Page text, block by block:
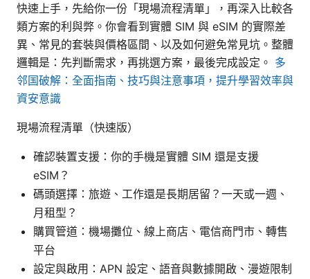
快速上手，先給你一份「現場流程清單」，再深入比較各
類方案的利與弊。你會看到實體 SIM 與 eSIM 的實際差
異、常見的套裝與價格區間、以及如何避免常見坑。整體
邏輯是：先判斷需求，再挑選方案，最後完成設定。 多
邻国破解：全面指南、技巧與注意事項，提升學習效率與
資安意識
現場流程清單（快速版）
確認裝置支援：你的手機是實體 SIM 還是支援
eSIM？
碼頭選擇：旅遊、工作還是長期居留？一天或一週、
月租型？
購買管道：機場攤位、線上商店、電信商門市、轉售
平台
設定與啟用：APN 設定、語音與數據開啟、漫遊限制